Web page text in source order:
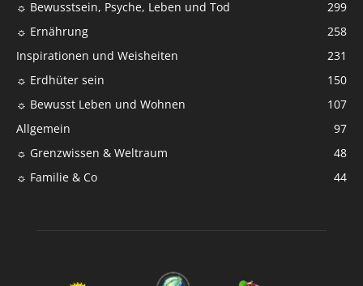
☼ Bewusstsein, Psyche, Leben und Tod
299
☼ Ernährung
258
Inspirationen und Weisheiten
231
☼ Erdhüter sein
150
☼ Bewusst Leben und Wohnen
107
Allgemein
97
☼ Grenzwissen & Weltraum
48
☼ Familie & Co
44